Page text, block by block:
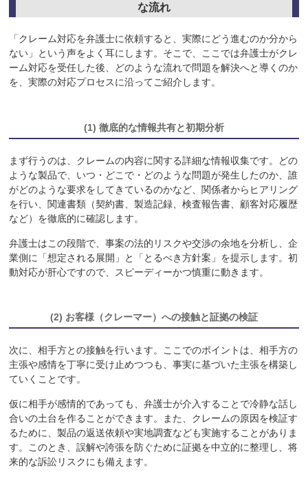
な流れ
「クレーム対応を弁護士に依頼すると、実際にどう進むのか分から
ない」という声をよく耳にします。そこで、ここでは弁護士がクレ
ーム対応を受任した後、どのような流れで問題を解決へと導くのか
を、実際の対応プロセスに沿ってご紹介します。
(1) 徹底的な情報共有と初期分析
まず行うのは、クレームの内容に関する詳細な情報収集です。どの
ような製品で、いつ・どこで・どのような問題が発生したのか、誰
がどのような要求をしてきているのかなど、関係者からヒアリング
を行い、関連書類（契約書、製造記録、検査報告書、顧客対応履歴
など）を徹底的に確認します。
弁護士はこの段階で、事案の法的リスクや交渉の余地を分析し、企
業側に「想定される展開」と「とるべき方針案」を提示します。初
動対応が肝心ですので、スピーディーかつ慎重に動きます。
(2) お客様（クレーマー）への接触と証拠の検証
次に、相手方との接触を行います。ここでのポイントは、相手方の
主張や感情を丁寧に受け止めつつも、事実に基づいた主張を構築し
ていくことです。
仮に相手が感情的であっても、弁護士が介入することで冷静な話し
合いの土台を作ることができます。また、クレームの原因を検証す
るために、製品の返送依頼や実地調査なども実施することがありま
す。このとき、誤解や誇張を防ぐために証拠を中立的に整理し、将
来的な訴訟リスクにも備えます。